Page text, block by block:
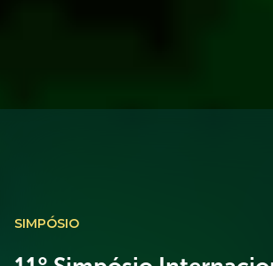
SIMPÓSIO